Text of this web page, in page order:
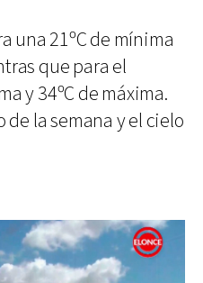
una 21ºC de mínima
que para el
y 34ºC de máxima.
de la semana y el cielo